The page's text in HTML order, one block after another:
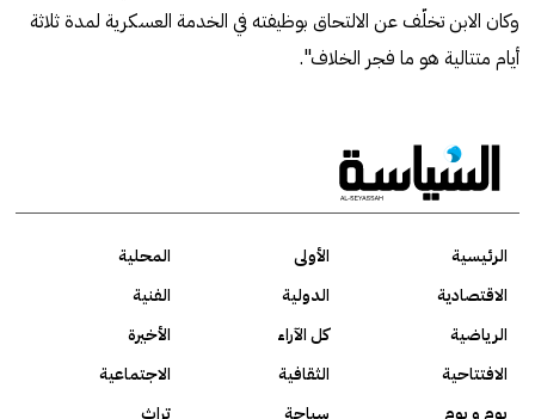
وكان الابن تخلّف عن الالتحاق بوظيفته في الخدمة العسكرية لمدة ثلاثة
أيام متتالية هو ما فجر الخلاف".
الرئيسية الأولى
المحلية
الاقتصادية
الدولية
الفنية
الرياضية
كل الآراء
الأخيرة
الافتتاحية
الثقافية
الاجتماعية
يوم و يوم
سياحة تراث